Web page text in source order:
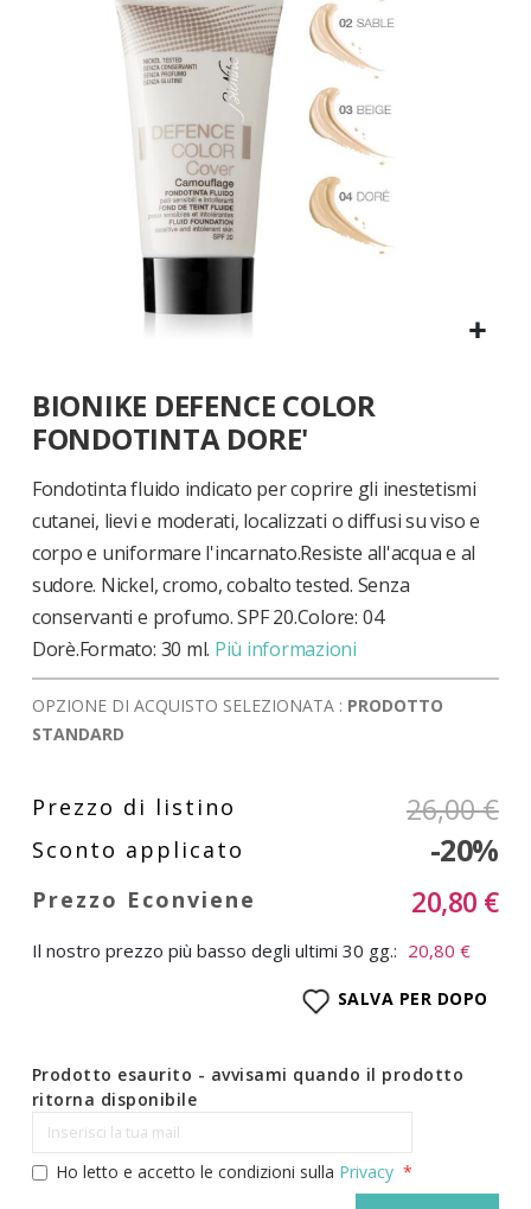
all'inizio
della
galleria
di
immagini
BIONIKE DEFENCE COLOR
FONDOTINTA DORE'
Fondotinta fluido indicato per coprire gli inestetismi
cutanei, lievi e moderati, localizzati o diffusi su viso e
corpo e uniformare l'incarnato.Resiste all'acqua e al
sudore. Nickel, cromo, cobalto tested. Senza
conservanti e profumo. SPF 20.Colore: 04
Dorè.Formato: 30 ml. Più informazioni
OPZIONE DI ACQUISTO SELEZIONATA : PRODOTTO
STANDARD
26,00 €
-20%
20,80 €
Il nostro prezzo più basso degli ultimi 30 gg.: 20,80 €
SALVA PER DOPO
Prodotto esaurito - avvisami quando il prodotto
ritorna disponibile
Ho letto e accetto le condizioni sulla Privacy